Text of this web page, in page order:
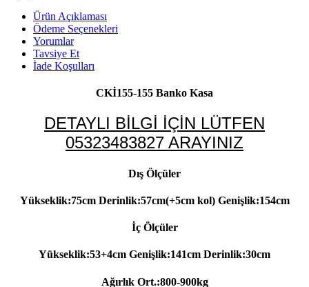
Ürün Açıklaması
Ödeme Seçenekleri
Yorumlar
Tavsiye Et
İade Koşulları
CKİ155-155 Banko Kasa
DETAYLI BİLGİ İÇİN LÜTFEN
05323483827 ARAYINIZ
Dış Ölçüler
Yükseklik:75cm Derinlik:57cm(+5cm kol) Genişlik:154cm
İç Ölçüler
Yükseklik:53+4cm Genişlik:141cm Derinlik:30cm
Ağırlık Ort.:800-900kg